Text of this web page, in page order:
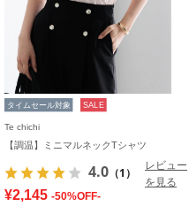
タイムセール対象 SALE
Te chichi
【調温】ミニマルネックTシャツ
4.0 （1）
レビュー
を見る
¥2,145 -50%OFF-